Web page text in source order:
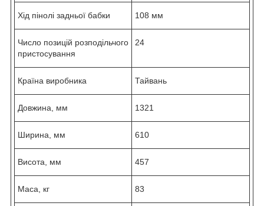
Хід пінолі задньої бабки 108 мм
Число позицій розподільчого
пристосування
24
Країна виробника Тайвань
Довжина, мм 1321
Ширина, мм 610
Висота, мм 457
Маса, кг 83